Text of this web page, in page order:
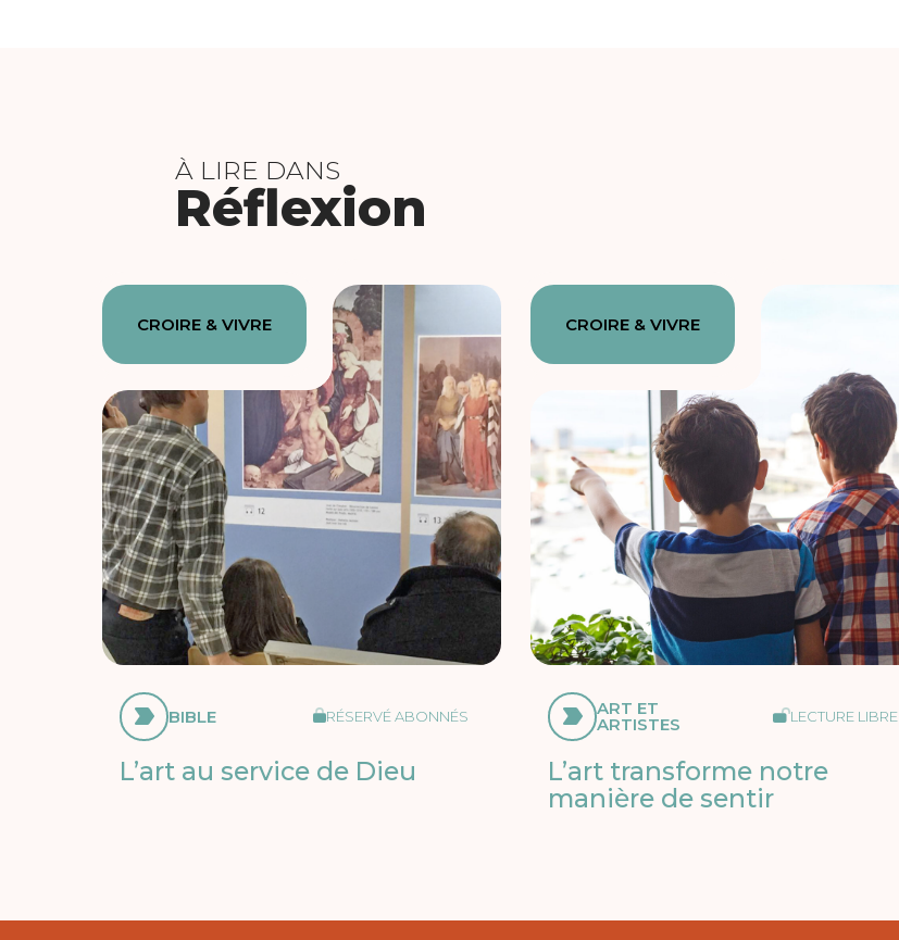
À LIRE DANS
Réflexion
CROIRE & VIVRE
BIBLE RÉSERVÉ ABONNÉS
L’art au service de Dieu
CROIRE & VIVRE
ART ET
ARTISTES LECTURE LIBRE
L’art transforme notre
manière de sentir